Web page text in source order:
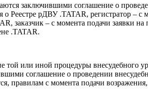
заключившими соглашение о
Реестре рДВУ .TATAR, регистратор –
заказчик – с момента подачи заявки
.TATAR.
или иной процедуры внесудебного
соглашение о проведении
правилам с момента подачи